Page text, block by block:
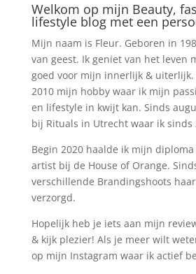
Welkom op mijn Beauty,
lifestyle blog met een
Mijn naam is Fleur. Geboren in
van geest. Ik geniet van het leven
goed voor mijn innerlijk & uiterlijk.
2010 mijn hobby waar ik mijn
en lifestyle in kwijt kan. Sinds
bij Rituals in Utrecht waar ik sinds
Begin 2020 haalde ik mijn
artist bij de House of Orange.
verschillende Brandingshoots
verzorgd.
Hopelijk heb je iets aan mijn
& kijk plezier! Als je meer wilt
op mijn Instagram waar ik actief